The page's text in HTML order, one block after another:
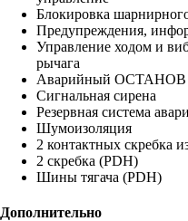
Блокировка
Предупреждения,
Управление ходом и
рычага
Аварийный ОСТАНОВ
Сигнальная сирена
Резервная система
Шумоизоляция
2 контактных скребка
2 скребка (PDH)
Шины тягача (PDH)
Дополнительно